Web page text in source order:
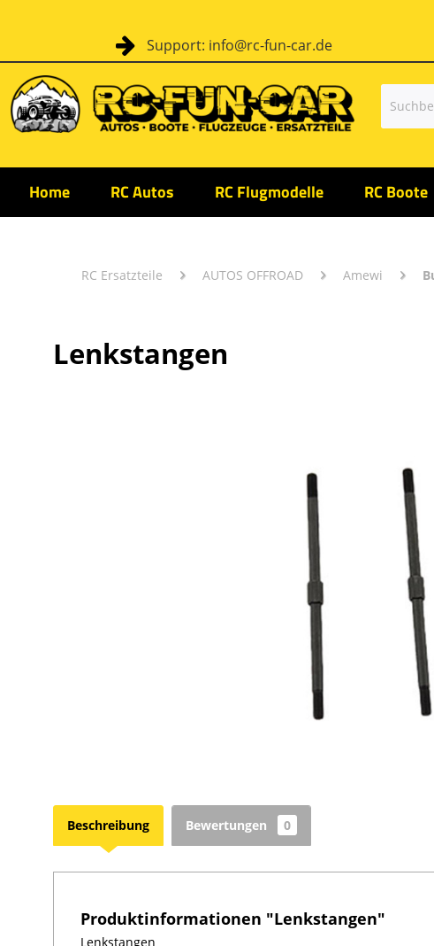
Support: info@rc-fun-car.de
Home RC Autos RC Flugmodelle RC Boote
RC Ersatzteile AUTOS OFFROAD Amewi
Lenkstangen
Beschreibung Bewertungen 0
Produktinformationen "Lenkstangen"
Lenkstangen